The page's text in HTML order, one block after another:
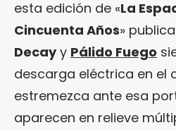
esta edición de «La
Cincuenta Años»
Decayy Pálido Fuego
descarga eléctrica en el
estremezca ante esa
aparecen en relieve